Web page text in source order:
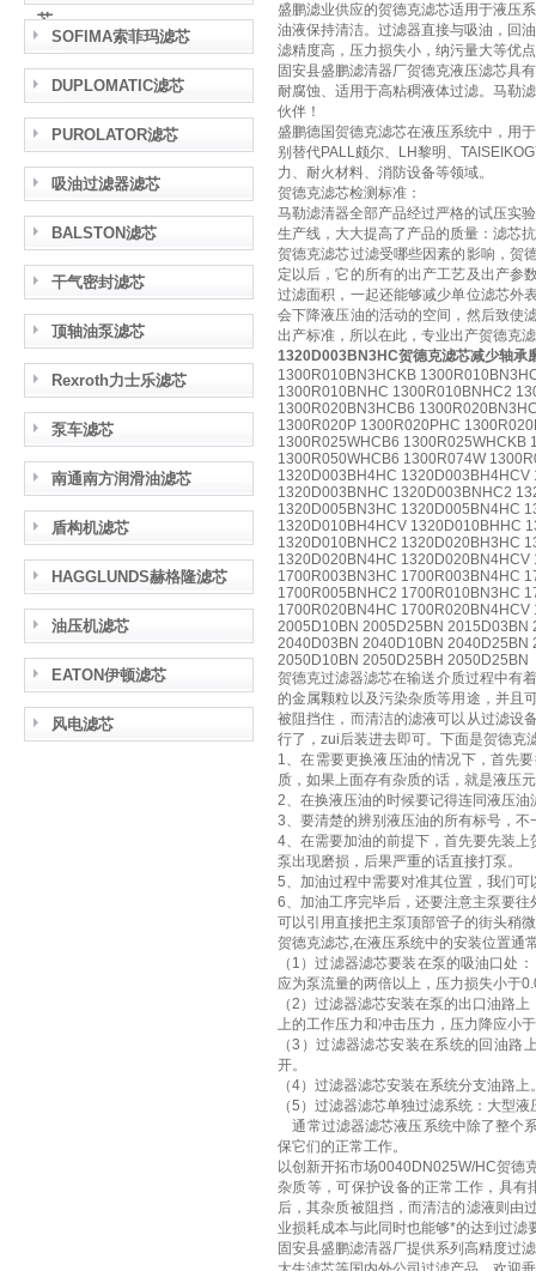
芯
SOFIMA索菲玛滤芯
DUPLOMATIC滤芯
PUROLATOR滤芯
吸油过滤器滤芯
BALSTON滤芯
干气密封滤芯
顶轴油泵滤芯
Rexroth力士乐滤芯
泵车滤芯
南通南方润滑油滤芯
盾构机滤芯
HAGGLUNDS赫格隆滤芯
油压机滤芯
EATON伊顿滤芯
风电滤芯
盛鹏滤业供应的贺德克滤芯适用于液压
油液保持清洁。过滤器直接与吸油，回
滤精度高，压力损失小，纳污量大等优
固安县盛鹏滤清器厂贺德克液压滤芯具
耐腐蚀、适用于高粘稠液体过滤。马勒
伙伴！
盛鹏德国贺德克滤芯在液压系统中，用
别替代PALL颇尔、LH黎明、
力、耐火材料、消防设备等领域。
贺德克滤芯检测标准：
马勒滤清器全部产品经过严格的试压实
生产线，大大提高了产品的质量：滤芯
贺德克滤芯过滤受哪些因素的影响，贺
定以后，它的所有的出产工艺及出产参
过滤面积，一起还能够减少单位滤芯外
会下降液压油的活动的空间，然后致使
出产标准，所以在此，专业出产贺德克
1320D003BN3HC贺德克滤芯减少轴承
1300R010BN3HCKB
1300R010BNHC 1300R010BNHC2
1300R020BN3HCB6
1300R020P 1300R020PHC
1300R025WHCB6 1300R025WHCKB
1300R050WHCB6 1300R074W
1320D003BH4HC
1320D003BNHC 1320D003BNHC2
1320D005BN3HC 1320D005BN4HC
1320D010BH4HCV 1320D010BHHC
1320D010BNHC2 1320D020BH3HC
1320D020BN4HC
1700R003BN3HC 1700R003BN4HC
1700R005BNHC2 1700R010BN3HC
1700R020BN4HC
2005D10BN 2005D25BN
2040D03BN 2040D10BN
2050D10BN 2050D25BH 2050D25BN
贺德克过滤器滤芯在输送介质过程中有
的金属颗粒以及污染杂质等用途，并且
被阻挡住，而清洁的滤液可以从过滤设
行了，zui后装进去即可。下面是贺德克
1、在需要更换液压油的情况下，首先
质，如果上面存有杂质的话，就是液压
2、在换液压油的时候要记得连同液压油
3、要清楚的辨别液压油的所有标号，
4、在需要加油的前提下，首先要先装
泵出现磨损，后果严重的话直接打泵。
5、加油过程中需要对准其位置，我们
6、加油工序完毕后，还要注意主泵要
可以引用直接把主泵顶部管子的街头稍
贺德克滤芯,在液压系统中的安装位置通
（1）过滤器滤芯要装在泵的吸油口处
应为泵流量的两倍以上，压力损失小于
（2）过滤器滤芯安装在泵的出口油路
上的工作压力和冲击压力，压力降应小
（3）过滤器滤芯安装在系统的回油
开。
（4）过滤器滤芯安装在系统分支油路
（5）过滤器滤芯单独过滤系统：大型
通常过滤器滤芯液压系统中除了整个
保它们的正常工作。
以创新开拓市场0040DN025W/HC贺德
杂质等，可保护设备的正常工作，具
后，其杂质被阻挡，而清洁的滤液则由
业损耗成本与此同时也能够*的达到过滤
固安县盛鹏滤清器厂提供系列高精度过